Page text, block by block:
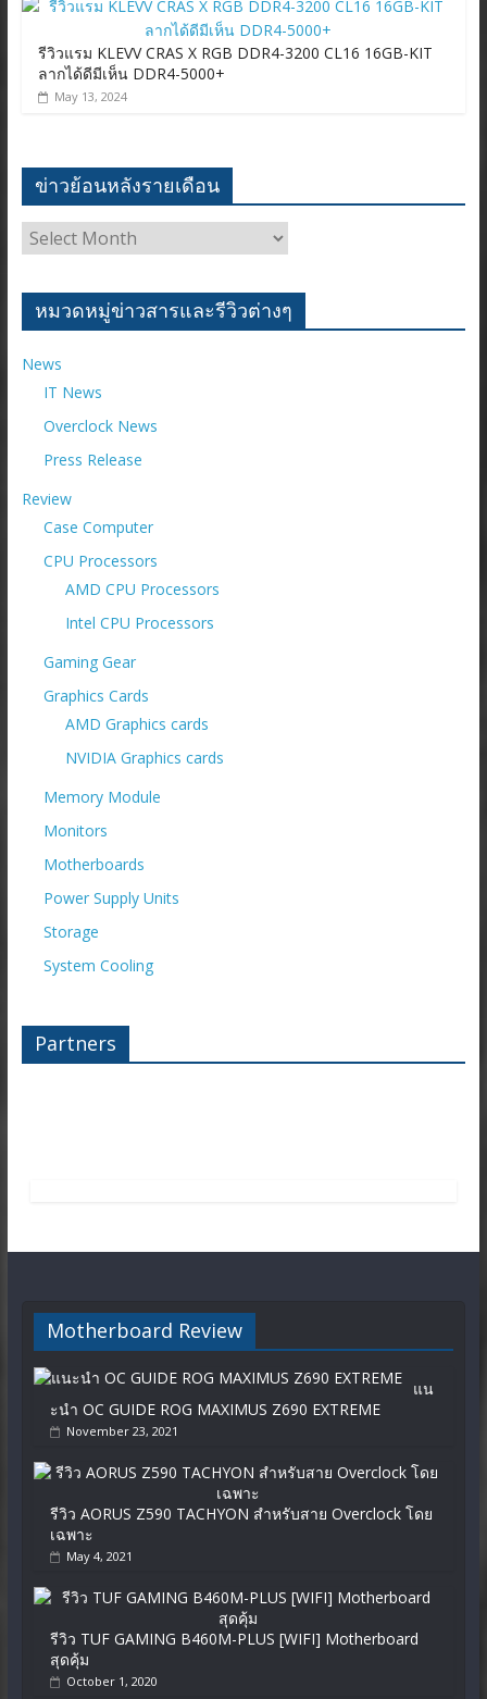
รีวิวแรม KLEVV CRAS X RGB DDR4-3200 CL16 16GB-KIT
ลากได้ดีมีเห็น DDR4-5000+
May 13, 2024
ข่าวย้อนหลังรายเดือน
ข่าว
ย้อน
ราย
เดือน
หมวดหมู่ข่าวสารและรีวิวต่างๆ
News
IT News
Overclock News
Press Release
Review
Case Computer
CPU Processors
AMD CPU Processors
Intel CPU Processors
Gaming Gear
Graphics Cards
AMD Graphics cards
NVIDIA Graphics cards
Memory Module
Monitors
Motherboards
Power Supply Units
Storage
System Cooling
Partners
Motherboard Review
แน
ะนำ OC GUIDE ROG MAXIMUS Z690 EXTREME
November 23, 2021
รีวิว AORUS Z590 TACHYON สำหรับสาย Overclock โดย
เฉพาะ
May 4, 2021
รีวิว TUF GAMING B460M-PLUS [WIFI] Motherboard
สุดคุ้ม
October 1, 2020